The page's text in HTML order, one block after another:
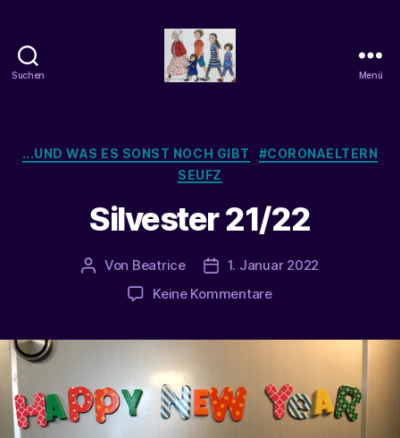
Suchen Menü
Kategorien
...UND WAS ES SONST NOCH GIBT
#CORONAELTERN
SEUFZ
Silvester 21/22
Beitragsautor
Von Beatrice Veröffentlichungsdatum
1. Januar 2022
Keine Kommentarezu